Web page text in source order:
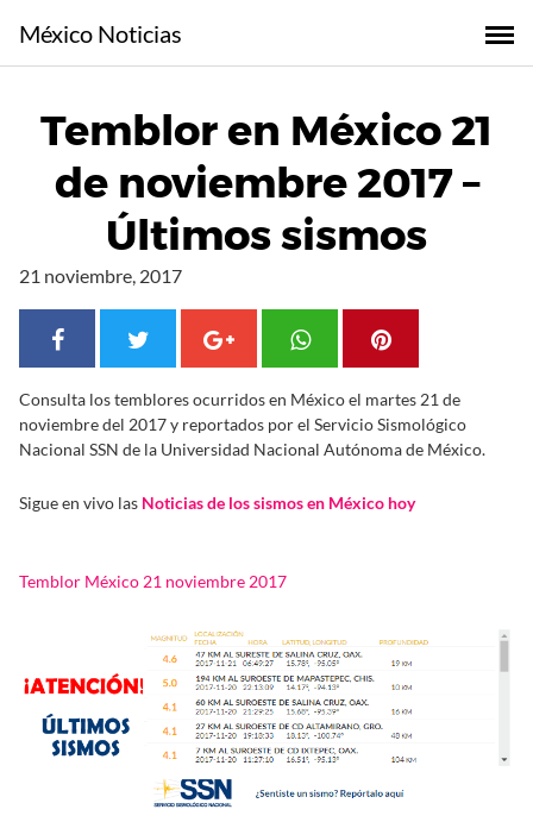
l
México Noticias
Temblor en México 21
de noviembre 2017 –
Últimos sismos
21 noviembre, 2017
Consulta los temblores ocurridos en México el martes 21 de
noviembre del 2017 y reportados por el Servicio Sismológico
Nacional SSN de la Universidad Nacional Autónoma de México.
Sigue en vivo las Noticias de los sismos en México hoy
Temblor México 21 noviembre 2017